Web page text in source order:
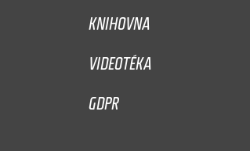
KNIHOVNA
VIDEOTÉKA
GDPR